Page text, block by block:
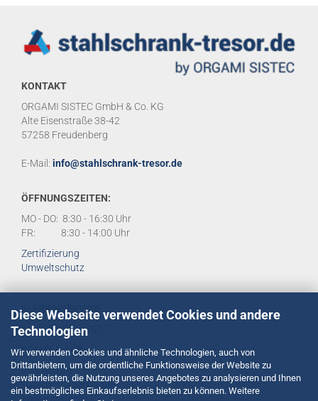
Diese Webseite verwendet Cookies und andere
Technologien
Wir verwenden Cookies und ähnliche Technologien, auch von
Drittanbietern, um die ordentliche Funktionsweise der Website zu
gewährleisten, die Nutzung unseres Angebotes zu analysieren und Ihnen
ein bestmögliches Einkaufserlebnis bieten zu können. Weitere
KONTAKT
ORGAMI SISTEC GmbH & Co. KG
Alte Eisenstraße 38-42
57258 Freudenberg
E-Mail: info@stahlschrank-tresor.de
ÖFFNUNGSZEITEN:
MO - DO: 8:30 - 16:30 Uhr
FR: 8:30 - 14:00 Uhr
Zertifizierung
Umweltschutz
KUNDENSERVICE
Tel:02734 284950
RECHT & AGB
Impressum
Datenschutzerklärung